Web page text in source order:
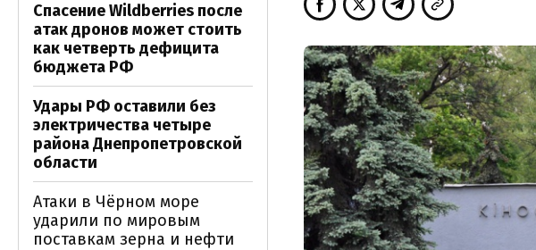
Спасение Wildberries после
атак дронов может стоить
как четверть дефицита
бюджета РФ
Удары РФ оставили без
электричества четыре
района Днепропетровской
области
Атаки в Чёрном море
ударили по мировым
поставкам зерна и нефти